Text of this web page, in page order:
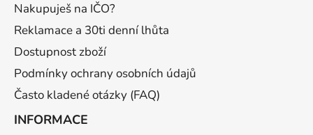
Nakupuješ na IČO?
Reklamace a 30ti denní lhůta
Dostupnost zboží
Podmínky ochrany osobních údajů
Často kladené otázky (FAQ)
INFORMACE